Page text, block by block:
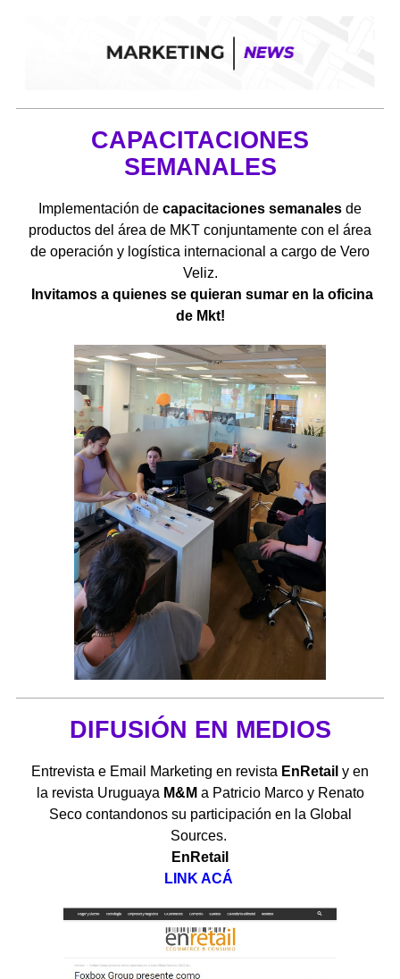
CAPACITACIONES
SEMANALES
Implementación de capacitaciones semanales de
productos del área de MKT conjuntamente con el área
de operación y logística internacional a cargo de Vero
Veliz.
nvitamos a quienes se quieran sumar en la oficina
de Mkt!
DIFUSIÓN EN MEDIOS
Entrevista e Email Marketing en revista EnRetail y en
la revista Uruguaya M&M a Patricio Marco y Renato
Seco contandonos su participación en la Global
Sources.
EnRetail
LINK ACÁ